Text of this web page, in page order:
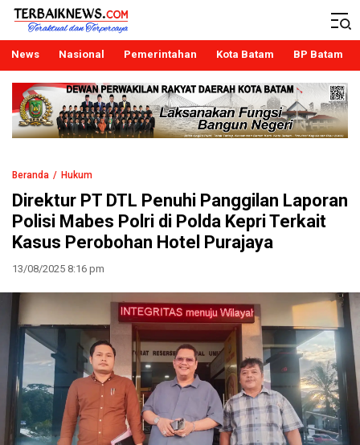
Terbaiknews
Teraktual dan Terpercaya
News Nasional Pemerintahan Kota Batam BP Batam
Beranda Hukum
Direktur PT DTL Penuhi Panggilan Laporan
Polisi Mabes Polri di Polda Kepri Terkait
Kasus Perobohan Hotel Purajaya
13/08/2025 8:16 pm